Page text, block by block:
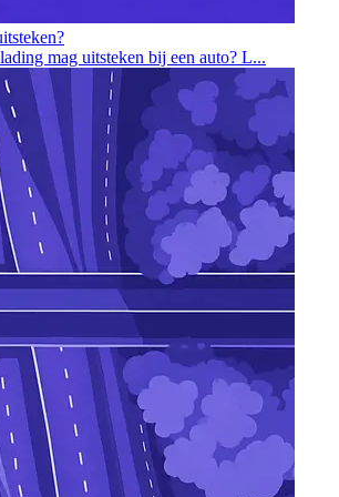
mag uitsteken bij een auto? L...